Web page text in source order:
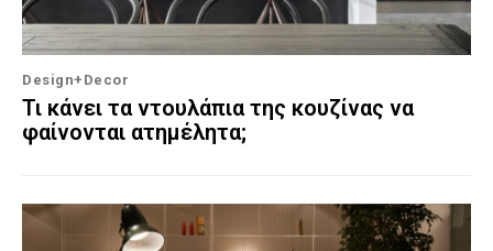
Design+Decor
Τι κάνει τα ντουλάπια της κουζίνας να
φαίνονται ατημέλητα;